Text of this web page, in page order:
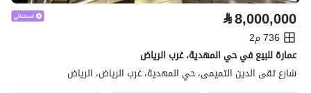
⃁8,000,000
736 م2
عمارة للبيع في حي المهدية، غرب الرياض
شارع تقى الدين التميمى، حي المهدية، غرب الرياض، الرياض